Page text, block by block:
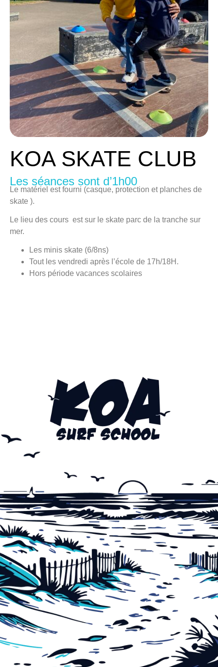
KOA SKATE CLUB
Les séances sont d’1h00
Le matériel est fourni (casque, protection et planches de
skate ).
Le lieu des cours est sur le skate parc de la tranche sur
mer.
Les minis skate (6/8ns)
Tout les vendredi après l’école de 17h/18H.
Hors période vacances scolaires